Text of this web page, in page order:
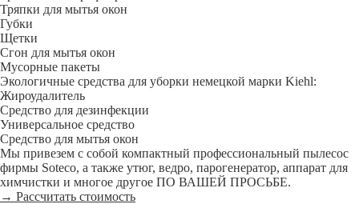
Тряпки для мытья окон
Губки
Щетки
Сгон для мытья окон
Мусорные пакеты
Экологичные средства для уборки немецкой марки Kiehl:
Жироудалитель
Средство для дезинфекции
Универсальное средство
Средство для мытья окон
Мы привезем с собой компактный профессиональный пылесос
фирмы Soteco, а также утюг, ведро, парогенератор, аппарат для
химчистки и многое другое ПО ВАШЕЙ ПРОСЬБЕ.
→ Рассчитать стоимость